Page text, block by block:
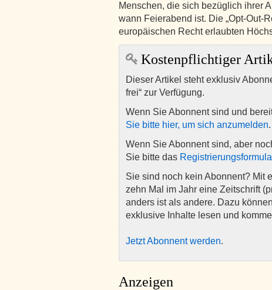
Menschen, die sich bezüglich ihrer
wann Feierabend ist. Die „Opt-Out-
europäischen Recht erlaubten
Kostenpflichtiger
Dieser Artikel steht exklusiv
frei“ zur Verfügung.
Wenn Sie Abonnent sind und
Sie bitte hier, um sich anzumelden.
Wenn Sie Abonnent sind, aber
Sie bitte das
Sie sind noch kein Abonnent? Mit
zehn Mal im Jahr eine Zeitschrift
anders ist als andere. Dazu
exklusive Inhalte lesen und
Jetzt Abonnent werden.
Anzeigen